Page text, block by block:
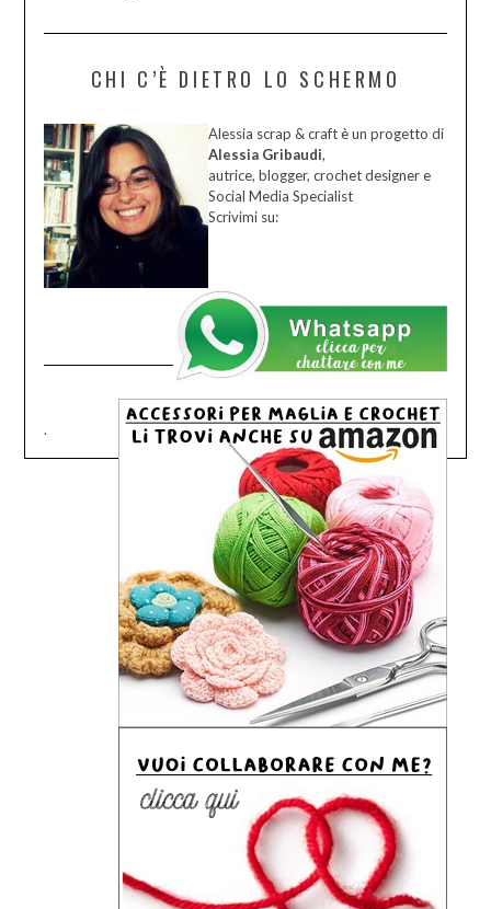
CHI C’È DIETRO LO SCHERMO
Alessia scrap & craft è un progetto di
Alessia Gribaudi,
autrice, blogger, crochet designer e
Social Media Specialist
Scrivimi su:
.